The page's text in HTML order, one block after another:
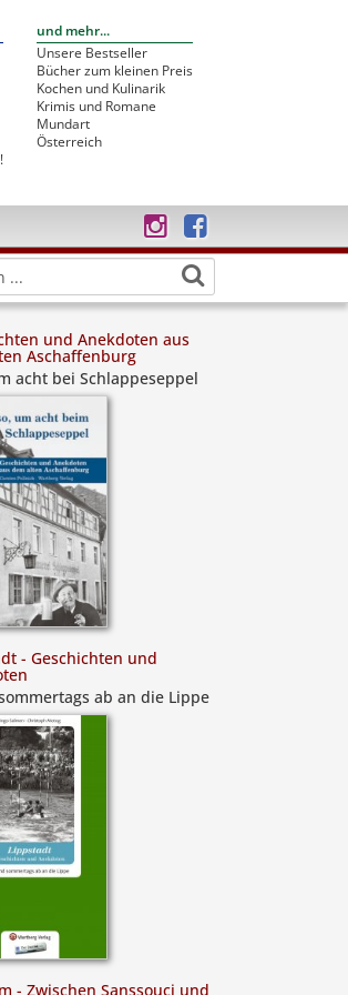
und mehr...
Unsere Bestseller
Bücher zum kleinen Preis
Kochen und Kulinarik
Krimis und Romane
Mundart
Österreich
und Anekdoten aus
Aschaffenburg
acht bei Schlappeseppel
- Geschichten und
ab an die Lippe
- Zwischen Sanssouci und